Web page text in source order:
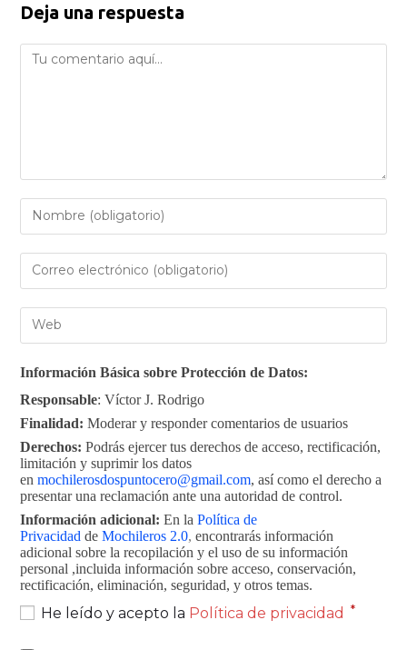
Deja una respuesta
Información Básica sobre Protección de Datos:
Responsable: Víctor J. Rodrigo
Finalidad:Moderar y responder comentarios de usuarios
Derechos:Podrás ejercer tus derechos de acceso, rectificación,
limitación y suprimir los datos
enmochilerosdospuntocero@gmail.com, así como el derecho a
presentar una reclamación ante una autoridad de control.
Información adicional: En laPolítica de
Privacidad deMochileros 2.0, encontrarás información
adicional sobre la recopilación y el uso de su información
personal ,incluida información sobre acceso, conservación,
rectificación, eliminación, seguridad, y otros temas.
He leído y acepto la Política de privacidad *